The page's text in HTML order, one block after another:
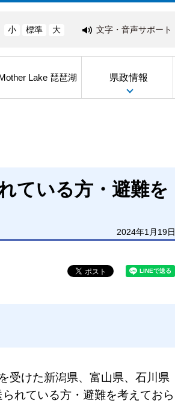
小 標準 大 文字・音声サポート
Mother Lake 琵琶湖 県政情報
ている方・避難を
2024年1月19日
受けた新潟県、富山県、石川県
れている方・ 避難を考えておら